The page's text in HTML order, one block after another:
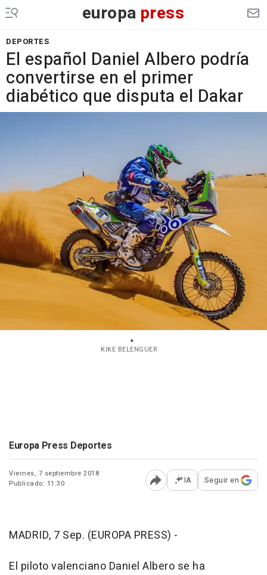
europa press
DEPORTES
El español Daniel Albero podría
convertirse en el primer
diabético que disputa el Dakar
KIKE BELENGUER
Europa Press Deportes
Viernes, 7 septiembre 2018
Publicado: 11:30
Abrir opciones para
IA Seguir en
MADRID, 7 Sep. (EUROPA PRESS) -
El piloto valenciano Daniel Albero se ha